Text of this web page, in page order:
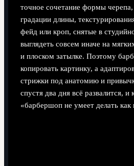
точное сочетание формы черепа,
градации длины,
фейд или кроп, снятые в
выглядеть совсем иначе на
и плоском затылке. Поэтому
копировать картинку, а
стрижки под анатомию и
спустя два дня всё развалится, и
«барбершоп не умеет делать как